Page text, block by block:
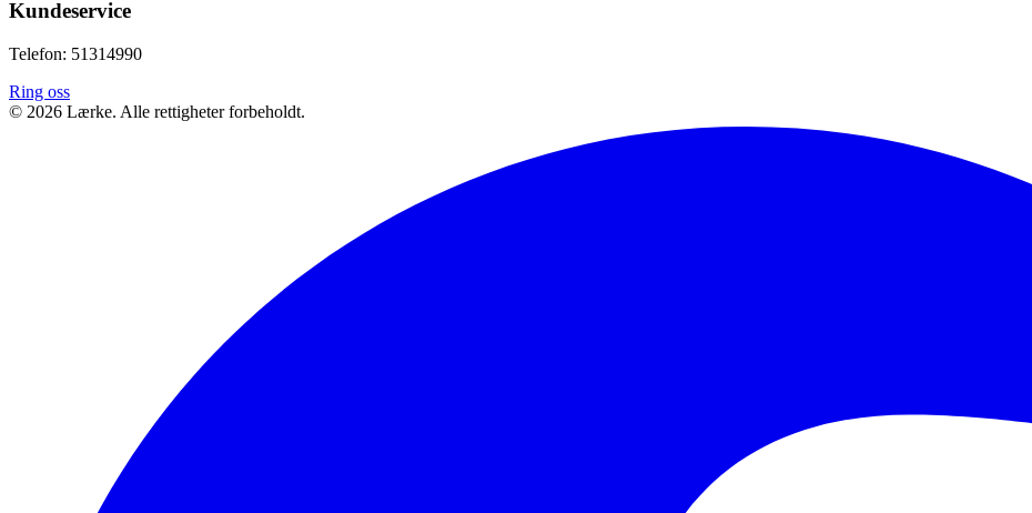
Kundeservice
Telefon: 51314990
Ring oss
© 2026 Lærke. Alle rettigheter forbeholdt.